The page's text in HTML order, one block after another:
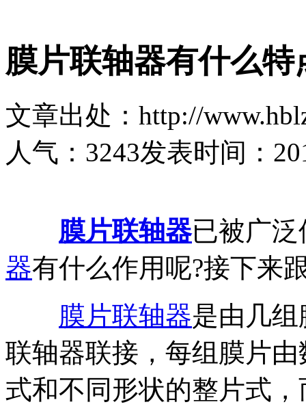
膜片联轴器有什么特
文章出处：http://
人气： 3243发表时间：
膜片联轴器已被广
器有什么作用呢?接下来
膜片联轴器是由几
联轴器联接，每组膜片
式和不同形状的整片式